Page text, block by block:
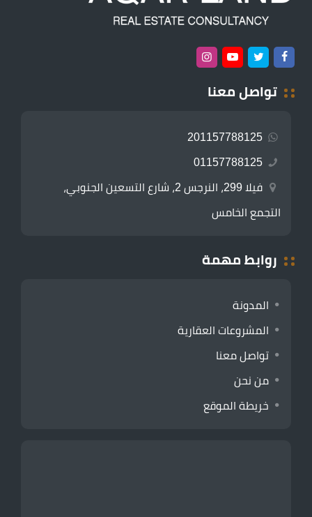
تواصل معنا
201157788125
01157788125
فيلا 299، النرجس 2، شارع التسعين الجنوبي،
التجمع الخامس
روابط مهمة
المدونة
المشروعات العقارية
تواصل معنا
من نحن
خريطة الموقع